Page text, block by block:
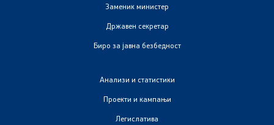
Заменик министер
Државен секретар
Биро за јавна безбедност
Анализи и статистики
Проекти и кампањи
Легислатива